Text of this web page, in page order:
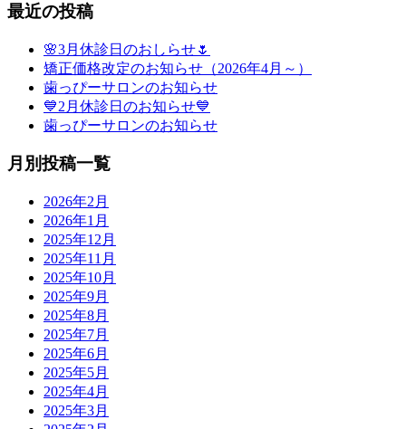
最近の投稿
🌸3月休診日のおしらせ🌷
矯正価格改定のお知らせ（2026年4月～）
歯っぴーサロンのお知らせ
💙2月休診日のお知らせ💙
歯っぴーサロンのお知らせ
月別投稿一覧
2026年2月
2026年1月
2025年12月
2025年11月
2025年10月
2025年9月
2025年8月
2025年7月
2025年6月
2025年5月
2025年4月
2025年3月